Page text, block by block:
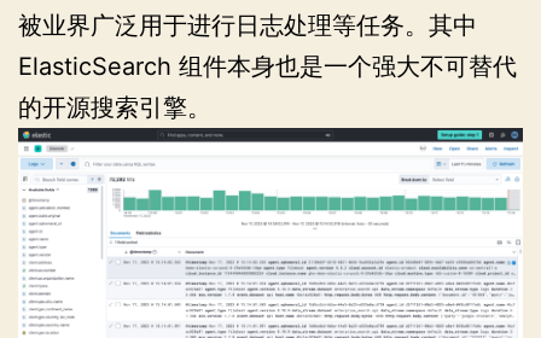
被业界广泛用于进行日志处理等任务。其中
ElasticSearch 组件本身也是一个强大不可替代
的开源搜索引擎。